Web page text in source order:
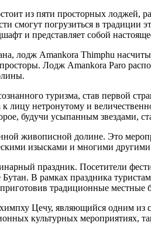
из пяти просторных лоджей,
смогут погрузиться в традиции
и представляет собой
лодж Amankora Thimphu
Лодж Amankora Paro
туризма, став первой
лицу нетронутому и
будучи усыпанным звездами,
живописной долине. Это
изысками и многими другими
праздник. Посетители
В рамках праздника
традиционные
Цечу, являющийся одним
культурных